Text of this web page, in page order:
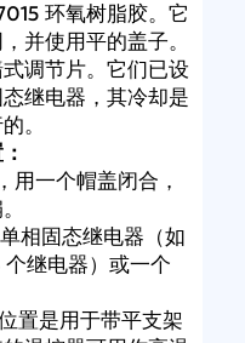
环氧树脂胶。它
并使用平的盖子。
调节片。它们已设
继电器，其冷却是
。
用一个帽盖闭合，
相固态继电器（如
继电器）或一个
置是用于带平支架